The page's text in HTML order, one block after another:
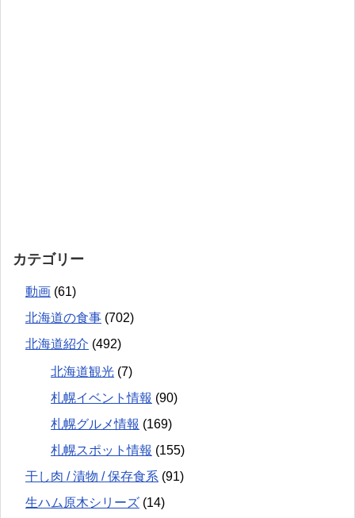
カテゴリー
動画 (61)
北海道の食事 (702)
北海道紹介 (492)
北海道観光 (7)
札幌イベント情報 (90)
札幌グルメ情報 (169)
札幌スポット情報 (155)
干し肉 / 漬物 / 保存食系 (91)
生ハム原木シリーズ (14)